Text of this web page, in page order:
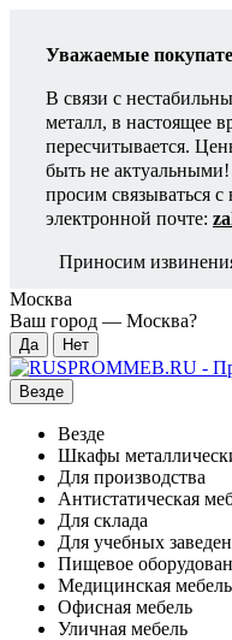
Уважаемые
В связи с
металл, в настоящее
пересчитывается.
быть не
просим связываться
электронной почте:
Приносим
Москва
Ваш город — Москва?
Везде
Везде
Шкафы
Для производства
Антистатическая
Для склада
Для учебных
Пищевое
Медицинская мебель
Офисная мебель
Уличная мебель